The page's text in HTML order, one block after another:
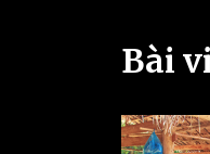
Bài